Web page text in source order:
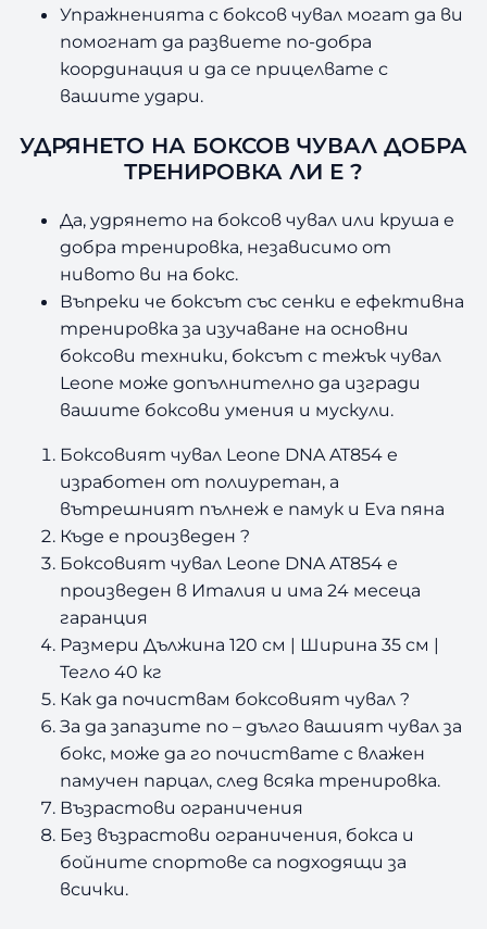
Упражненията с боксов чувал могат да ви
помогнат да развиете по-добра
координация и да се прицелвате с
вашите удари.
УДРЯНЕТО НА БОКСОВ ЧУВАЛ ДОБРА
ТРЕНИРОВКА ЛИ Е ?
Да, удрянето на боксов чувал или круша е
добра тренировка, независимо от
нивото ви на бокс.
Въпреки че боксът със сенки е ефективна
тренировка за изучаване на основни
боксови техники, боксът с тежък чувал
Leone може допълнително да изгради
вашите боксови умения и мускули.
Боксовият чувал Leone DNA AT854 е
изработен от полиуретан, а
вътрешният пълнеж е памук и Eva пяна
Къде е произведен ?
Боксовият чувал Leone DNA AT854 е
произведен в Италия и има 24 месеца
гаранция
Размери Дължина 120 см | Ширина 35 см |
Тегло 40 кг
Как да почиствам боксовият чувал ?
За да запазите по – дълго вашият чувал за
бокс, може да го почиствате с влажен
памучен парцал, след всяка тренировка.
Възрастови ограничения
Без възрастови ограничения, бокса и
бойните спортове са подходящи за
всички.